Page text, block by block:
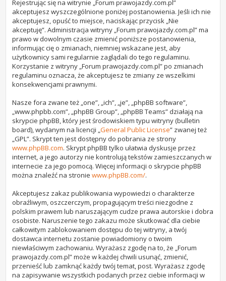
Rejestrując się na witrynie „Forum prawojazdy.com.pl”
akceptujesz wyszczególnione poniżej postanowienia. Jeśli ich nie
akceptujesz, opuść to miejsce, naciskając przycisk „Nie
akceptuję”. Administracja witryny „Forum prawojazdy.com.pl” ma
prawo w dowolnym czasie zmienić poniższe postanowienia,
informując cię o zmianach, niemniej wskazane jest, aby
użytkownicy sami regularnie zaglądali do tego regulaminu.
Korzystanie z witryny „Forum prawojazdy.com.pl” po zmianach
regulaminu oznacza, że akceptujesz te zmiany ze wszelkimi
konsekwencjami prawnymi.
Nasze fora zwane też „one”, „ich”, „je”, „phpBB software”,
„www.phpbb.com”, „phpBB Group”, „phpBB Teams” działają na
skrypcie phpBB, który jest środowiskiem typu witryny (bulletin
board), wydanym na licencji „General Public License” zwanej też
„GPL”. Skrypt ten jest dostępny do pobrania ze strony
www.phpBB.com. Skrypt phpBB tylko ułatwia dyskusje przez
internet, a jego autorzy nie kontrolują tekstów zamieszczanych w
internecie za jego pomocą. Więcej informacji o skrypcie phpBB
można znaleźć na stroniewww.phpBB.com/.
Akceptujesz zakaz publikowania wypowiedzi o charakterze
obraźliwym, oszczerczym, propagującym treści niezgodne z
polskim prawem lub naruszającym cudze prawa autorskie i dobra
osobiste. Naruszenie tego zakazu może skutkować dla ciebie
całkowitym zablokowaniem dostępu do tej witryny, a twój
dostawca internetu zostanie powiadomiony o twoim
niewłaściwym zachowaniu. Wyrażasz zgodę na to, że „Forum
prawojazdy.com.pl” może w każdej chwili usunąć, zmienić,
przenieść lub zamknąć każdy twój temat, post. Wyrażasz zgodę
na zapisywanie wszystkich podanych przez ciebie informacji w